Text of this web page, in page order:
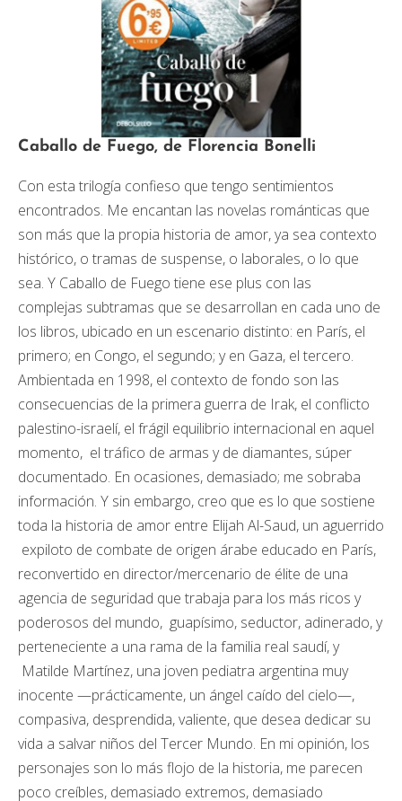
Caballo de Fuego, de Florencia Bonelli
Con esta trilogía confieso que tengo sentimientos
encontrados. Me encantan las novelas románticas que
son más que la propia historia de amor, ya sea contexto
histórico, o tramas de suspense, o laborales, o lo que
sea. Y Caballo de Fuego tiene ese plus con las
complejas subtramas que se desarrollan en cada uno de
los libros, ubicado en un escenario distinto: en París, el
primero; en Congo, el segundo; y en Gaza, el tercero.
Ambientada en 1998, el contexto de fondo son las
consecuencias de la primera guerra de Irak, el conflicto
palestino-israelí, el frágil equilibrio internacional en aquel
momento, el tráfico de armas y de diamantes, súper
documentado. En ocasiones, demasiado; me sobraba
información. Y sin embargo, creo que es lo que sostiene
toda la historia de amor entre Elijah Al-Saud, un aguerrido
expiloto de combate de origen árabe educado en París,
reconvertido en director/mercenario de élite de una
agencia de seguridad que trabaja para los más ricos y
poderosos del mundo, guapísimo, seductor, adinerado, y
perteneciente a una rama de la familia real saudí, y
Matilde Martínez, una joven pediatra argentina muy
inocente —prácticamente, un ángel caído del cielo—,
compasiva, desprendida, valiente, que desea dedicar su
vida a salvar niños del Tercer Mundo. En mi opinión, los
personajes son lo más flojo de la historia, me parecen
poco creíbles, demasiado extremos, demasiado